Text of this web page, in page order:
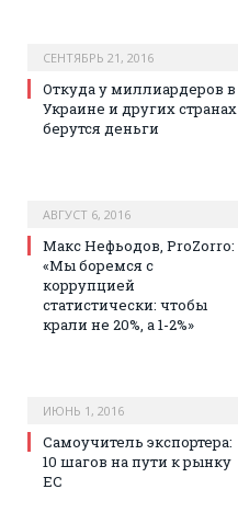
СЕНТЯБРЬ 21, 2016
Откуда у миллиардеров в
Украине и других странах
берутся деньги
АВГУСТ 6, 2016
Макс Нефьодов, ProZorro:
«Мы боремся с
коррупцией
статистически: чтобы
крали не 20%, а 1-2%»
ИЮНЬ 1, 2016
Самоучитель экспортера:
10 шагов на пути к рынку
ЕС